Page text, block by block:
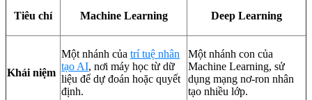
Tiêu chí Machine Learning Deep Learning
Khái niệm
Một nhánh của trí tuệ nhân
tạo AI, nơi máy học từ dữ
liệu để dự đoán hoặc quyết
định.
Một nhánh con của
Machine Learning, sử
dụng mạng nơ-ron nhân
tạo nhiều lớp.